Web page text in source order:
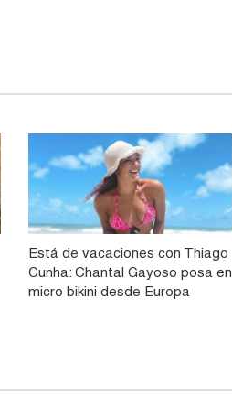
Está de vacaciones con Thiago
Cunha: Chantal Gayoso posa en
micro bikini desde Europa